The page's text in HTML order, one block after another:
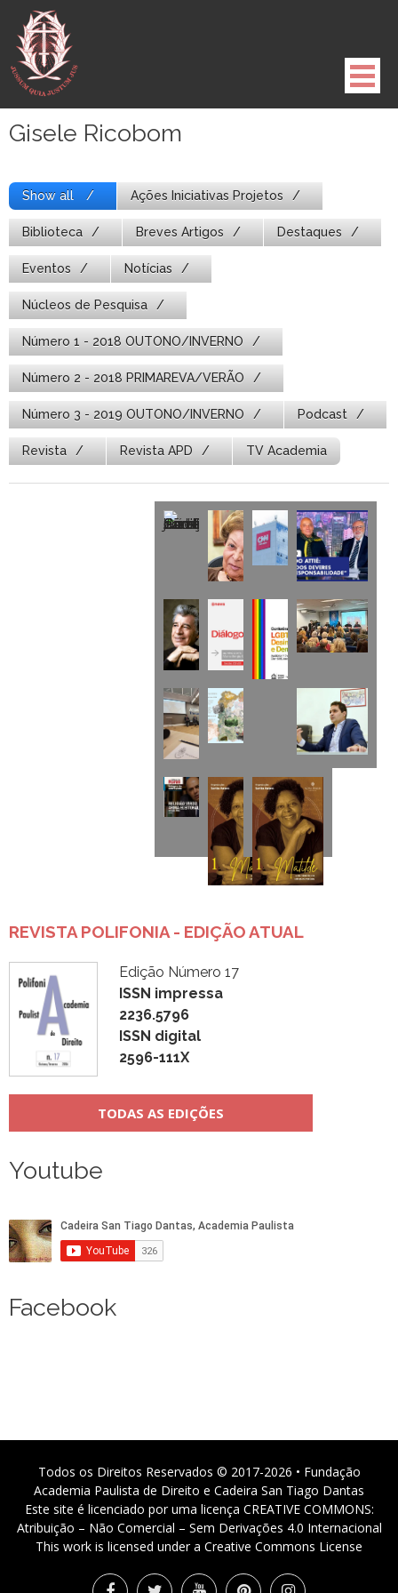
para
conteúdo
Gisele Ricobom
Show all Ações Iniciativas Projetos
Biblioteca Breves Artigos Destaques
Eventos Notícias
Núcleos de Pesquisa
Número 1 - 2018 OUTONO/INVERNO
Número 2 - 2018 PRIMAREVA/VERÃO
Número 3 - 2019 OUTONO/INVERNO Podcast
Revista Revista APD TV Academia
REVISTA POLIFONIA - EDIÇÃO ATUAL
Edição Número 17
ISSN impressa
2236.5796
ISSN digital
2596-111X
TODAS AS EDIÇÕES
Youtube
Facebook
Todos os Direitos Reservados © 2017-2026 • Fundação
Academia Paulista de Direito e Cadeira San Tiago Dantas
Este site é licenciado por uma licença CREATIVE COMMONS:
Atribuição – Não Comercial – Sem Derivações 4.0 Internacional
This work is licensed under a Creative Commons License